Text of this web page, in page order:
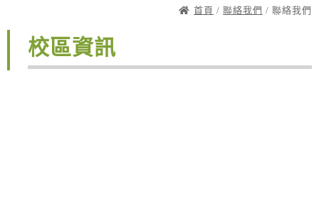
首頁 / 聯絡我們 / 聯絡我們
校區資訊